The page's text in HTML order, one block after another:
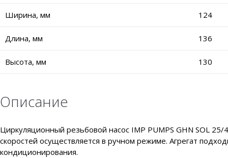
Ширина, мм 124
Длина, мм 136
Высота, мм 130
Описание
Циркуляционный резьбовой насос IMP PUMPS GHN SOL
скоростей осуществляется в ручном режиме. Агрегат
кондиционирования.